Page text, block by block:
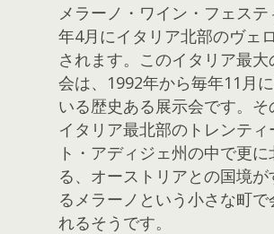
メラーノ・ワイン・フェス
年4月にイタリア北部のヴェ
されます。このイタリア最
会は、1992年から毎年11月
いる歴史ある展示会です。そ
イタリア最北部のトレンテ
ト・アディジェ州の中で更
る、オーストリアとの国境
るメラーノという小さな町で
れるそうです。